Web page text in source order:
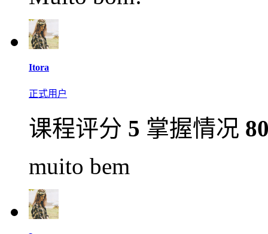
Itora
正式用户
课程评分 5 掌握情况
muito bem